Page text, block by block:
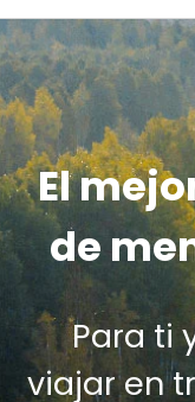
El
de
Para ti
viajar en